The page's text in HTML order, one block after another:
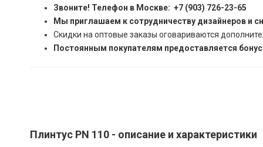
Звоните! Телефон в Москве: +7 (903) 726-23-65
Мы приглашаем к сотрудничеству дизайнеров и
Скидки на оптовые заказы оговариваются
Постоянным покупателям предоставляется
Плинтус PN 110 - описание и характеристики